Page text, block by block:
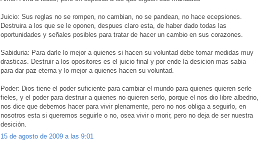
Juicio: Sus reglas no se rompen, no cambian, no se pandean, no hace ecepsiones.
Destruira a los que se le oponen, despues claro esta, de haber dado todas las
oportunidades y señales posibles para tratar de hacer un cambio en sus corazones.
Sabiduria: Para darle lo mejor a quienes si hacen su voluntad debe tomar medidas muy
drasticas. Destruir a los opositores es el juicio final y por ende la desicion mas sabia
para dar paz eterna y lo mejor a quienes hacen su voluntad.
Poder: Dios tiene el poder suficiente para cambiar el mundo para quienes quieren serle
fieles, y el poder para destruir a quienes no quieren serlo, porque el nos dio libre albedrio,
nos dice que debemos hacer para vivir plenamente, pero no nos obliga a seguirlo, en
nosotros esta si queremos seguirle o no, osea vivir o morir, pero no deja de ser nuestra
desición.
15 de agosto de 2009 a las 9:01